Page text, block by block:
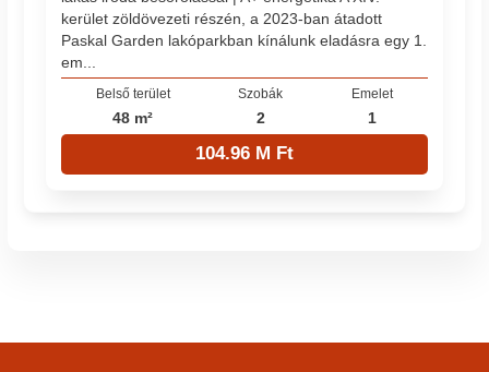
kerület zöldövezeti részén, a 2023-ban átadott
Paskal Garden lakóparkban kínálunk eladásra egy 1.
em...
Belső terület
48 m²
Szobák
2
Emelet
1
104.96 M Ft